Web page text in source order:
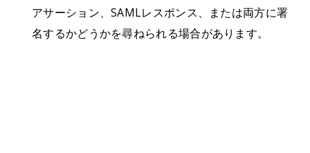
アサーション、SAMLレスポンス、または両方に署
名するかどうかを尋ねられる場合があります。